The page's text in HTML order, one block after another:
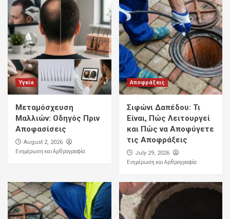
Υγεία
Μεταμόσχευση
Μαλλιών: Οδηγός Πριν
Αποφασίσεις
August 2, 2026
Ενημέρωση και Αρθρογραφία
Αποφράξεις
Σιφώνι Δαπέδου: Τι
Είναι, Πώς Λειτουργεί
και Πώς να Αποφύγετε
τις Αποφράξεις
July 29, 2026
Ενημέρωση και Αρθρογραφία